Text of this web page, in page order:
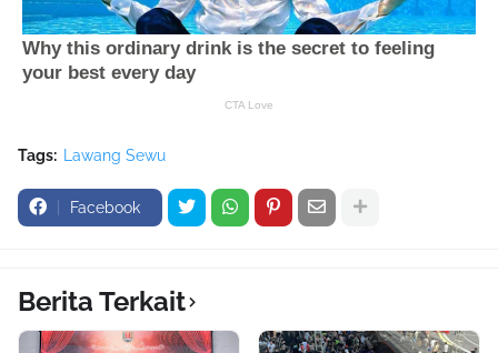
Tags: Lawang Sewu
Facebook
Berita Terkait